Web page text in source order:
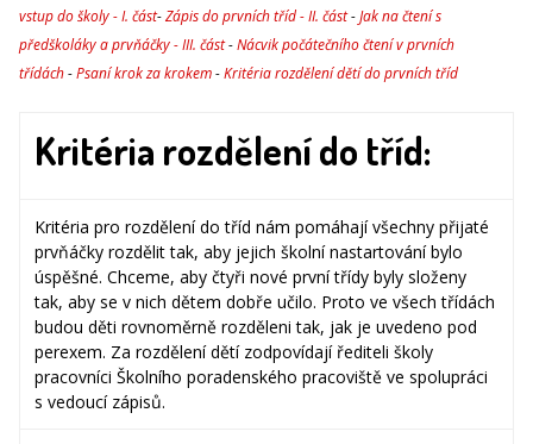
vstup do školy - I. část-Zápis do prvních tříd - II. část-Jak na čtení s
předškoláky a prvňáčky - III. část-Nácvik počátečního čtení v prvních
třídách-Psaní krok za krokem-Kritéria rozdělení dětí do prvních tříd
Kritéria rozdělení do tříd:
Kritéria pro rozdělení do tříd nám pomáhají všechny přijaté
prvňáčky rozdělit tak, aby jejich školní nastartování bylo
úspěšné. Chceme, aby čtyři nové první třídy byly složeny
tak, aby se v nich dětem dobře učilo. Proto ve všech třídách
budou děti rovnoměrně rozděleni tak, jak je uvedeno pod
perexem. Za rozdělení dětí zodpovídají řediteli školy
pracovníci Školního poradenského pracoviště ve spolupráci
s vedoucí zápisů.